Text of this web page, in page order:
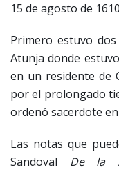
15 de agosto de
Primero estuvo
Atunja donde
en un residente de
por el prolongado
ordenó sacerdote en
Las notas que
Sandoval De la